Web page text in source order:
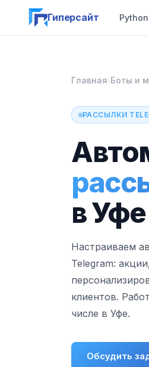
Гиперсайт Python
Главная›Боты и
РАССЫЛКИ
в Уфе
Настраиваем
Telegram:
клиентов.
числе в Уфе.
Обсудить